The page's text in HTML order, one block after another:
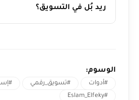
ريد بُل في التسويق؟
الوسوم:
#أدوات #تسويق_رقمي
#Eslam_Elfeky